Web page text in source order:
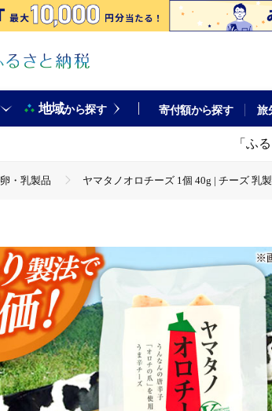
地域から探す 寄付額から探す 旅
「ふ
卵・乳製品 ヤマタノオロチーズ 1個 40g | チーズ 乳